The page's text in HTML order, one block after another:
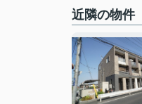
近隣の物件